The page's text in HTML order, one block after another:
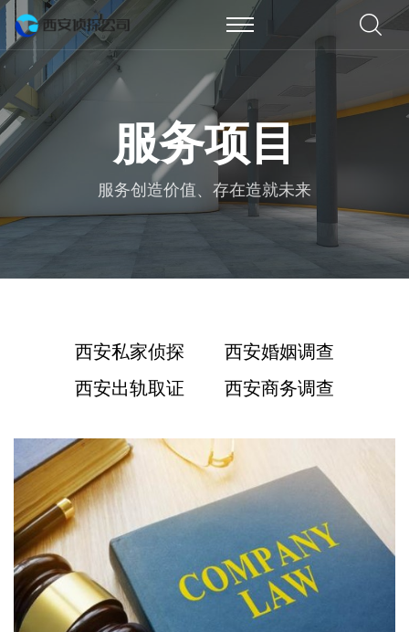
服务项目
服务创造价值、存在造就未来
西安私家侦探
西安婚姻调查
西安出轨取证
西安商务调查